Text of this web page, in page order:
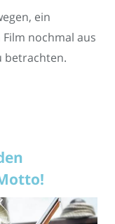
ein
nochmal aus
betrachten.